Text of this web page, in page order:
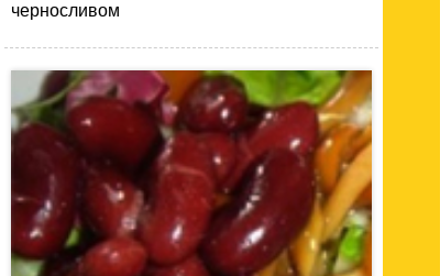
черносливом